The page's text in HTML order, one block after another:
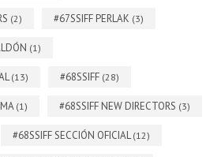
(2) #67SSIFF PERLAK (3)
(1)
(13) #68SSIFF (28)
(1) #68SSIFF NEW DIRECTORS (3)
#68SSIFF SECCIÓN OFICIAL(12)